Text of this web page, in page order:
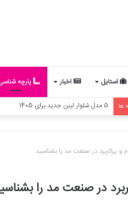
استایل اخبار پارچه
ها چه ارتباطی بین ماه تولد و استایل